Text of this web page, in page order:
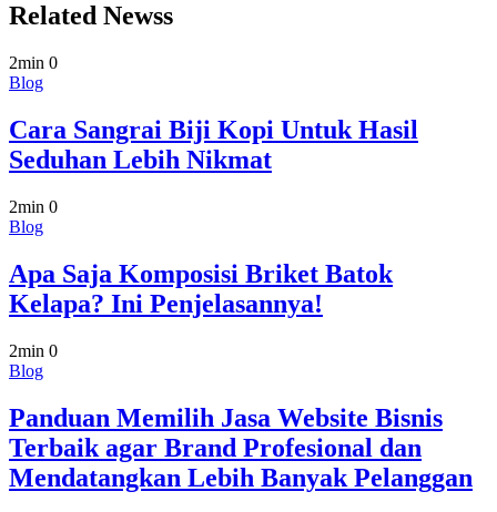
Related Newss
2min 0
Blog
Cara Sangrai Biji Kopi Untuk Hasil
Seduhan Lebih Nikmat
2min 0
Blog
Apa Saja Komposisi Briket Batok
Kelapa? Ini Penjelasannya!
2min 0
Blog
Panduan Memilih Jasa Website Bisnis
Terbaik agar Brand Profesional dan
Mendatangkan Lebih Banyak Pelanggan